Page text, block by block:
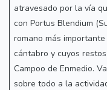
atravesado por la vía
con Portus Blendium
romano más
cántabro y cuyos
Campoo de Enmedio.
sobre todo a la